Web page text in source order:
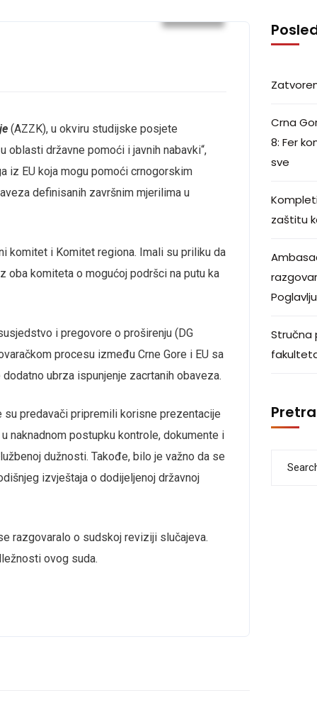
(AZZK), u okviru studijske posjete
oblasti državne pomoći i javnih nabavki“,
iz EU koja mogu pomoći crnogorskim
definisanih završnim mjerilima u
komitet i Komitet regiona. Imali su priliku da
oba komiteta o mogućoj podršci na putu ka
i pregovore o proširenju (DG
procesu između Crne Gore i EU sa
ubrza ispunjenje zacrtanih obaveza.
predavači pripremili korisne prezentacije
naknadnom postupku kontrole, dokumente i
dužnosti. Takođe, bilo je važno da se
izvještaja o dodijeljenoj državnoj
razgovaralo o sudskoj reviziji slučajeva.
ovog suda.
Crna
8: Fer
sve
zaštitu
Stručna